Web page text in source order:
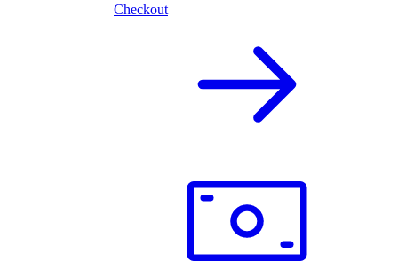
Checkout